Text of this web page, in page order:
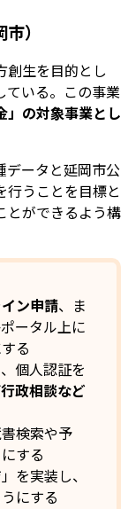
）
創生を目的とし
ている。この事業
」の対象事業とし
データと延岡市公
うことを目標と
とができるよう構
ン申請、ま
ータル上に
る
個人認証を
政相談など
検索や予
する
を実装し、
にする